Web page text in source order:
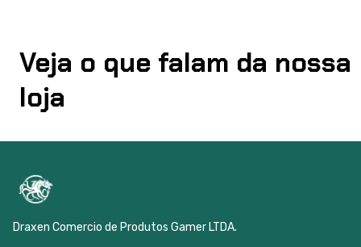
Veja o que falam da nossa
loja
Draxen Comercio de Produtos Gamer LTDA.